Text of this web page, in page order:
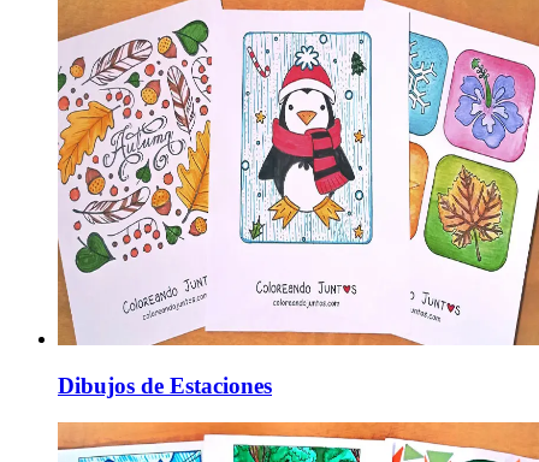
Dibujos de Estaciones